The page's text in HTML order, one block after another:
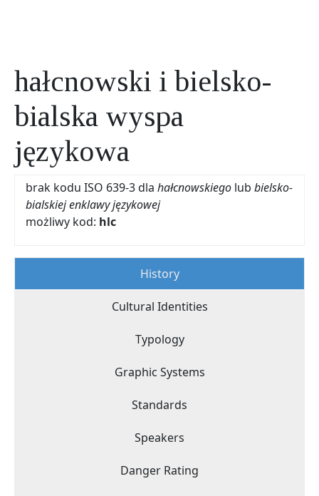
hałcnowski i bielsko-
bialska wyspa
językowa
brak kodu ISO 639-3 dla hałcnowskiego lub bielsko-
bialskiej enklawy językowej
możliwy kod: hlc
History
Cultural Identities
Typology
Graphic Systems
Standards
Speakers
Danger Rating